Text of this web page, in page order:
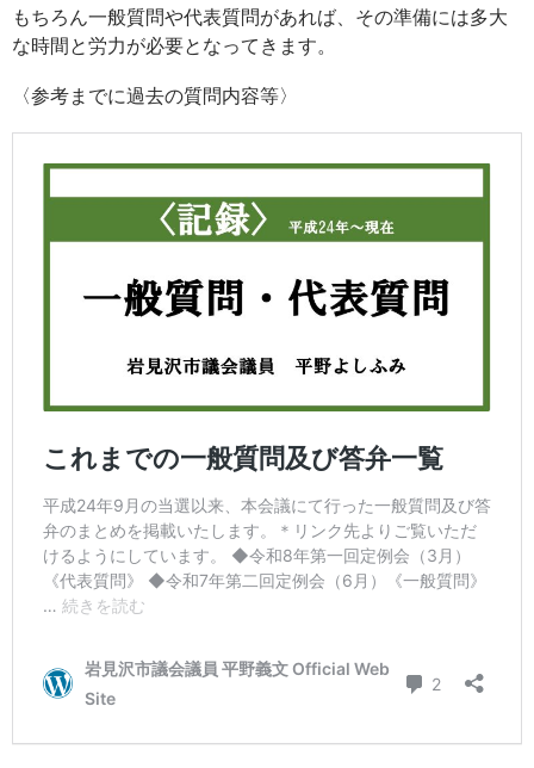
もちろん一般質問や代表質問があれば、その準備には多大
な時間と労力が必要となってきます。
〈参考までに過去の質問内容等〉